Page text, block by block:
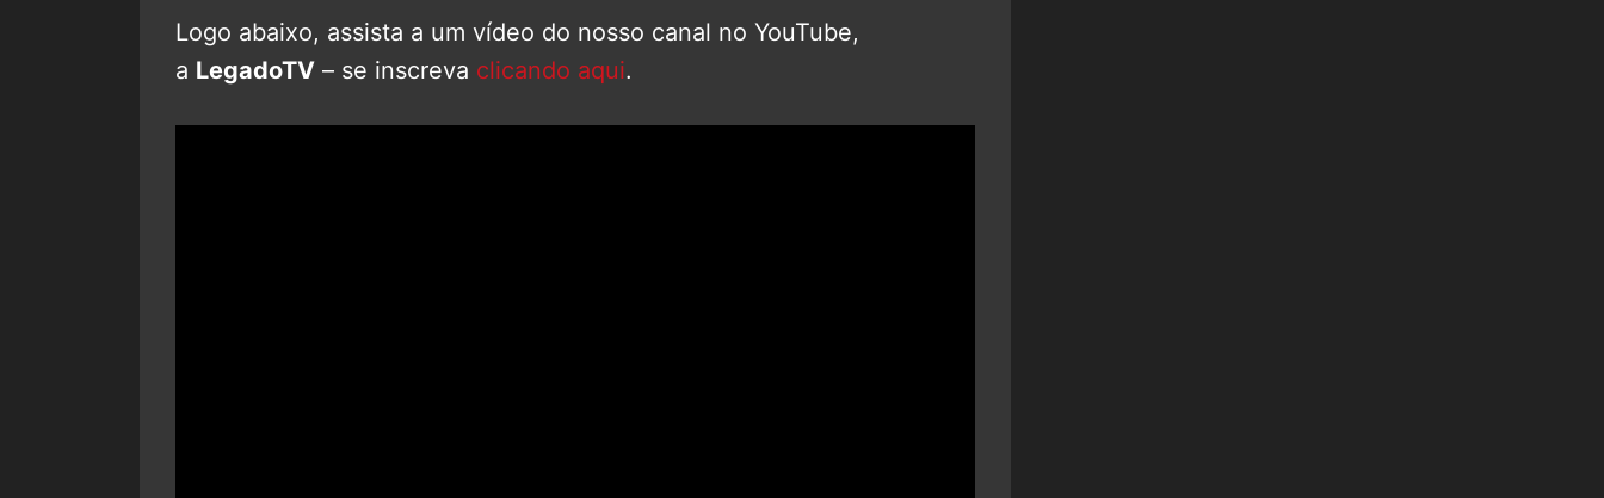
Logo abaixo, assista a um vídeo do nosso canal no YouTube,
a LegadoTV – se inscreva clicando aqui.